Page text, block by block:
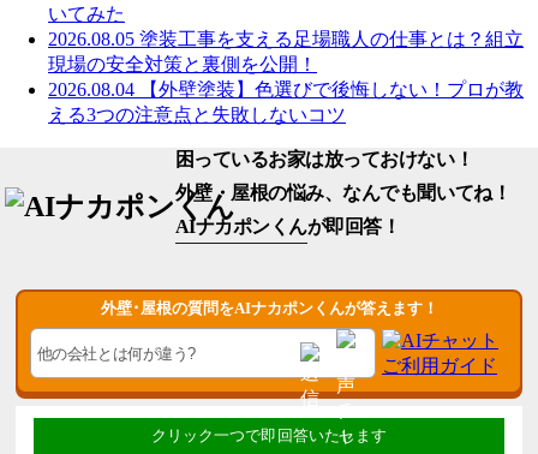
いてみた
2026.08.05 塗装工事を支える足場職人の仕事とは？組立
現場の安全対策と裏側を公開！
2026.08.04
【外壁塗装】色選びで後悔しない！プロが教
える3つの注意点と失敗しないコツ
困っているお家は放っておけない！
外壁・屋根の悩み、なんでも聞いてね！
AIナカポンくんが即回答！
外壁･屋根の質問をAIナカポンくんが答えます！